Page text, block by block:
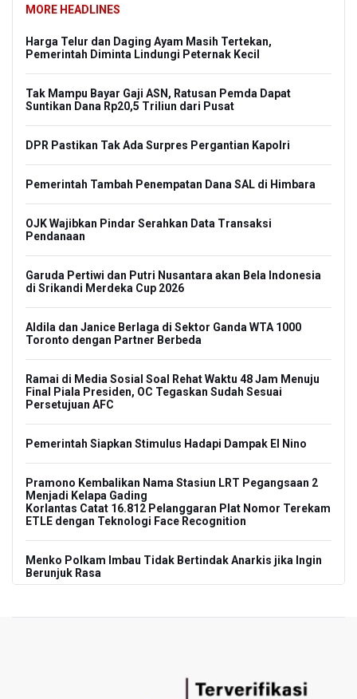
MORE HEADLINES
Harga Telur dan Daging Ayam Masih Tertekan,
Pemerintah Diminta Lindungi Peternak Kecil
Tak Mampu Bayar Gaji ASN, Ratusan Pemda Dapat
Suntikan Dana Rp20,5 Triliun dari Pusat
DPR Pastikan Tak Ada Surpres Pergantian Kapolri
Pemerintah Tambah Penempatan Dana SAL di Himbara
OJK Wajibkan Pindar Serahkan Data Transaksi
Pendanaan
Garuda Pertiwi dan Putri Nusantara akan Bela Indonesia
di Srikandi Merdeka Cup 2026
Aldila dan Janice Berlaga di Sektor Ganda WTA 1000
Toronto dengan Partner Berbeda
Ramai di Media Sosial Soal Rehat Waktu 48 Jam Menuju
Final Piala Presiden, OC Tegaskan Sudah Sesuai
Persetujuan AFC
Pemerintah Siapkan Stimulus Hadapi Dampak El Nino
Pramono Kembalikan Nama Stasiun LRT Pegangsaan 2
Menjadi Kelapa Gading
Korlantas Catat 16.812 Pelanggaran Plat Nomor Terekam
ETLE dengan Teknologi Face Recognition
Menko Polkam Imbau Tidak Bertindak Anarkis jika Ingin
Berunjuk Rasa
Ekstasi, Enam Tersangka Ditangkap